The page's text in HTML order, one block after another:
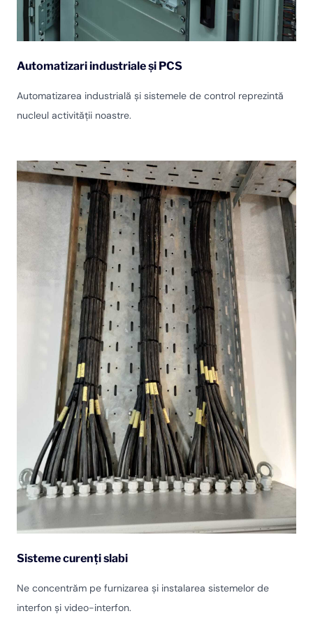
Automatizari industriale și PCS
Automatizarea industrială și sistemele de control reprezintă
nucleul activității noastre.
Sisteme curenți slabi
Ne concentrăm pe furnizarea și instalarea sistemelor de
interfon și video-interfon.